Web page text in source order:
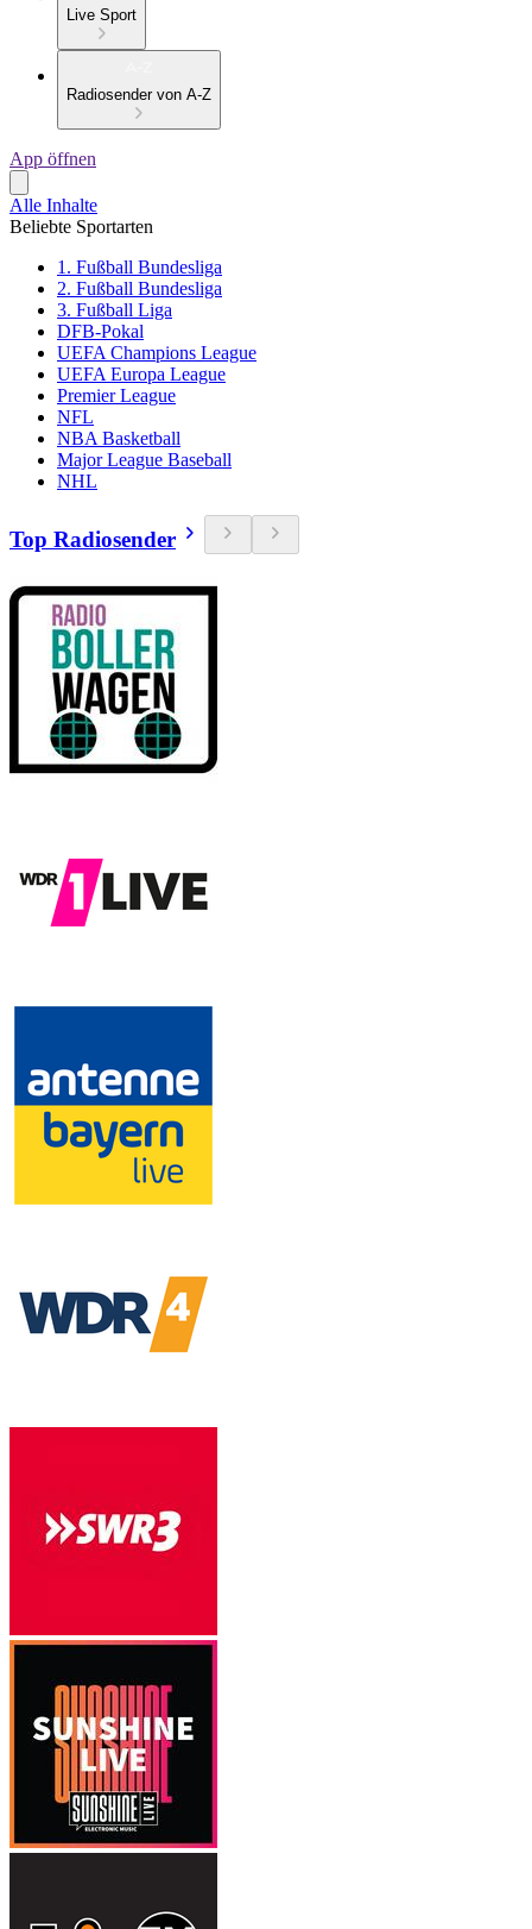
Live Sport
Radiosender von A-Z
App öffnen
Alle Inhalte
Beliebte Sportarten
1. Fußball Bundesliga
2. Fußball Bundesliga
3. Fußball Liga
DFB-Pokal
UEFA Champions League
UEFA Europa League
Premier League
NFL
NBA Basketball
Major League Baseball
NHL
Top Radiosender